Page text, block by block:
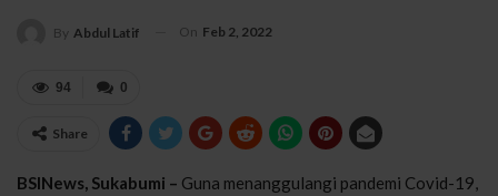
By Abdul Latif On Feb 2, 2022
0
94
Share
BSINews, Sukabumi – Guna menanggulangi pandemi Covid-19,